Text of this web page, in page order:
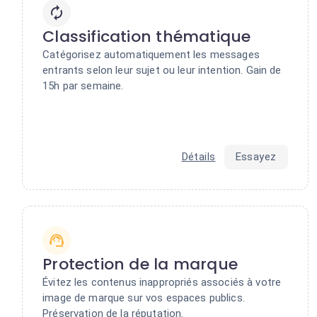
Classification thématique
Catégorisez automatiquement les messages
entrants selon leur sujet ou leur intention. Gain de
15h par semaine.
Détails Essayez
Protection de la marque
Évitez les contenus inappropriés associés à votre
image de marque sur vos espaces publics.
Préservation de la réputation.